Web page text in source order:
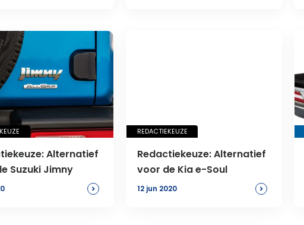
Alternatief
Suzuki Jimny
>
REDACTIEKEUZE
Redactiekeuze: Alternatief
voor de Kia e-Soul
12 jun 2020 >